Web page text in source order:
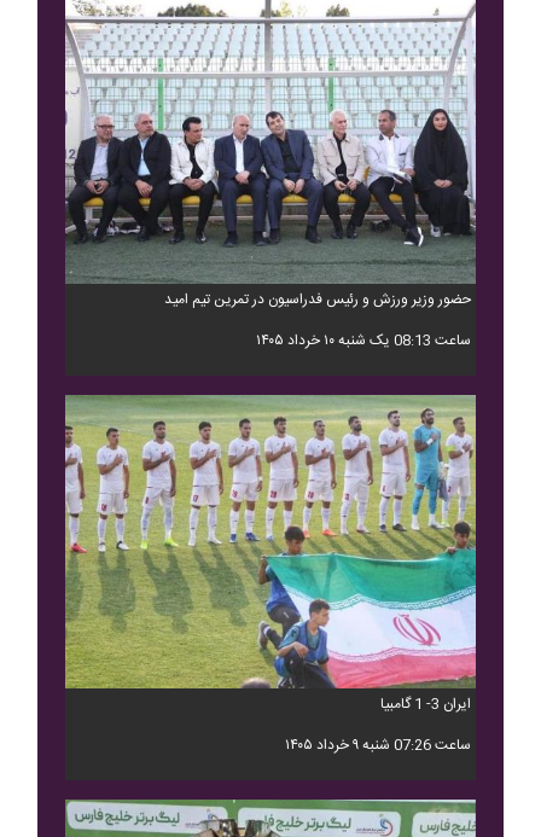
حضور وزیر ورزش و رئیس فدراسیون در تمرین تیم امید
ساعت 08:13 یک شنبه ۱۰ خرداد ۱۴۰۵
ایران 3- 1 گامبیا
ساعت 07:26 شنبه ۹ خرداد ۱۴۰۵